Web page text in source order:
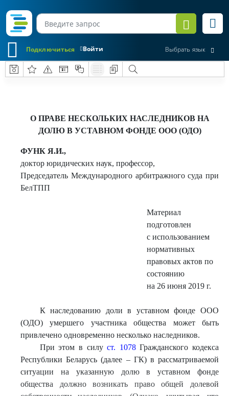
Войти
Подключиться Выбрать язык
О ПРАВЕ НЕСКОЛЬКИХ НАСЛЕДНИКОВ НА
ДОЛЮ В УСТАВНОМ ФОНДЕ ООО (ОДО)
ФУНК Я.И.,
доктор юридических наук, профессор,
Председатель Международного арбитражного суда при
БелТПП
Материал
подготовлен
с использованием
нормативных
правовых актов по
состоянию
на 26 июня 2019 г.
К наследованию доли в уставном фонде ООО
(ОДО) умершего участника общества может быть
привлечено одновременно несколько наследников.
При этом в силуст. 1078Гражданского кодекса
Республики Беларусь (далее – ГК) в рассматриваемой
ситуации на указанную долю в уставном фонде
общества должно возникать право общей долевой